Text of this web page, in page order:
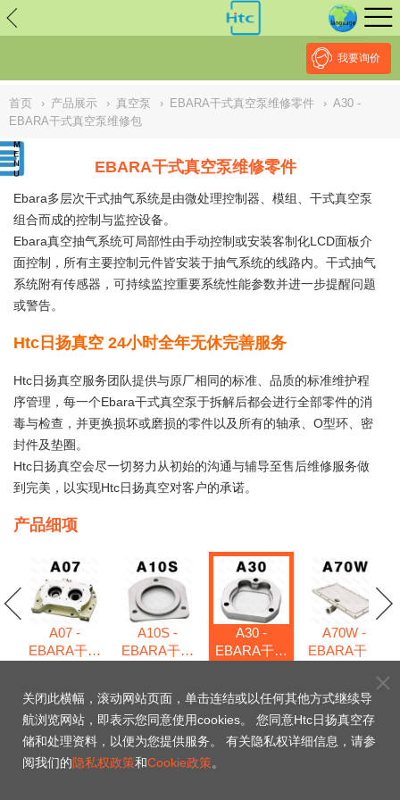
// replaced by scott on 2026/7/20 reason: high risk: Unsafe
Implementation Of Subresource Integrity /**/ // ------------------------------
我要询价
首页 › 产品展示 › 真空泵 › EBARA干式真空泵维修零件 › A30 -
EBARA干式真空泵维修包
EBARA干式真空泵维修零件
Ebara多层次干式抽气系统是由微处理控制器、模组、干式真空泵
组合而成的控制与监控设备。
Ebara真空抽气系统可局部性由手动控制或安装客制化LCD面板介
面控制，所有主要控制元件皆安装于抽气系统的线路内。干式抽气
系统附有传感器，可持续监控重要系统性能参数并进一步提醒问题
或警告。
Htc日扬真空 24小时全年无休完善服务
Htc日扬真空服务团队提供与原厂相同的标准、品质的标准维护程
序管理，每一个Ebara干式真空泵于拆解后都会进行全部零件的消
毒与检查，并更换损坏或磨损的零件以及所有的轴承、O型环、密
封件及垫圈。
Htc日扬真空会尽一切努力从初始的沟通与辅导至售后维修服务做
到完美，以实现Htc日扬真空对客户的承诺。
产品细项
A07 -
EBARA干式
A10S -
EBARA干式
A30 -
EBARA干式
A70W -
EBARA干式
A30 - EBARA干式真
关闭此横幅，滚动网站页面，单击连结或以任何其他方式继续导
航浏览网站，即表示您同意使用cookies。 您同意Htc日扬真空存
储和处理资料，以便为您提供服务。 有关隐私权详细信息，请参
阅我们的隐私权政策和Cookie政策。